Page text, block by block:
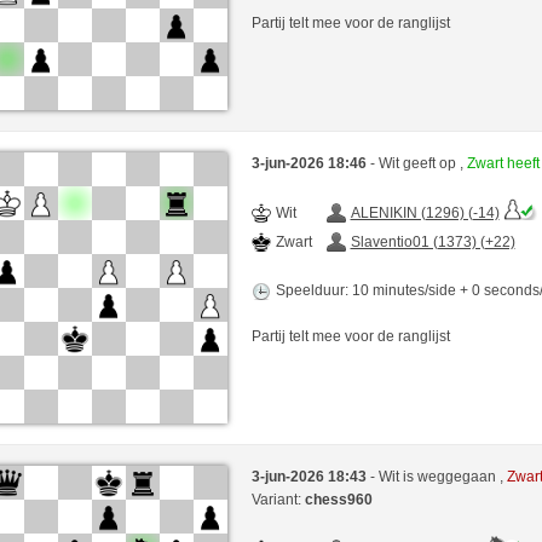
Partij telt mee voor de ranglijst
3-jun-2026 18:46 - Wit geeft op , Zwart
Wit
ALENIKIN (1296) (-14)
Zwart
Slaventio01 (1373) (+22)
Speelduur: 10 minutes/side + 0
Partij telt mee voor de ranglijst
3-jun-2026 18:43 - Wit is weggegaan ,
Variant: chess960